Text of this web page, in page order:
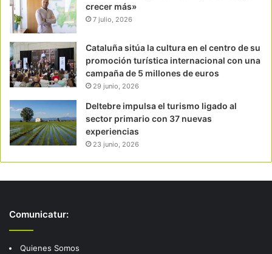
crecer más»
7 julio, 2026
Cataluña sitúa la cultura en el centro de su
promoción turística internacional con una
campaña de 5 millones de euros
29 junio, 2026
Deltebre impulsa el turismo ligado al
sector primario con 37 nuevas
experiencias
23 junio, 2026
Comunicatur:
Quienes Somos